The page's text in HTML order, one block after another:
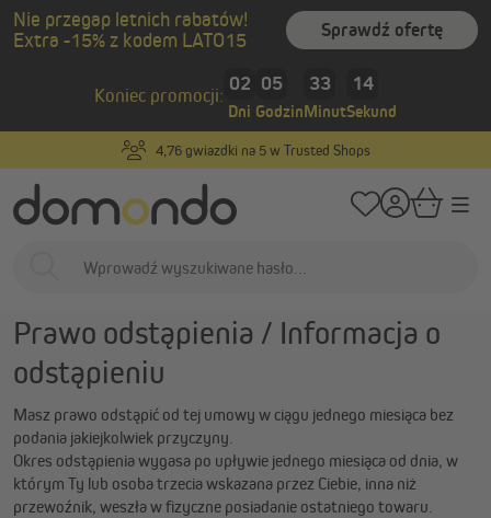
zawartości
Nie przegap letnich rabatów!
Extra -15% z kodem LATO15
Sprawdź ofertę
Koniec promocji: 02
Dni
05
Godzin
33
Minut
13
Sekund
Produkty na wymiar
Strona główna Pomoc / Zwroty i reklamacje
Wskazówka:
Zarządzaj swoim zwrotem w prosty i cyfrowy sposób za
pośrednictwem naszego portalu zwrotów.
Prawo odstąpienia / Informacja o
odstąpieniu
Masz prawo odstąpić od tej umowy w ciągu jednego miesiąca bez
podania jakiejkolwiek przyczyny.
Okres odstąpienia wygasa po upływie jednego miesiąca od dnia, w
którym Ty lub osoba trzecia wskazana przez Ciebie, inna niż
przewoźnik, weszła w fizyczne posiadanie ostatniego towaru.